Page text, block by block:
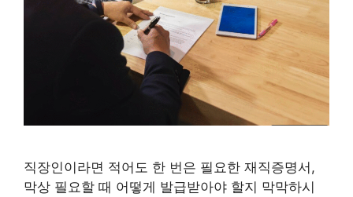
직장인이라면 적어도 한 번은 필요한 재직증명서,
막상 필요할 때 어떻게 발급받아야 할지 막막하시